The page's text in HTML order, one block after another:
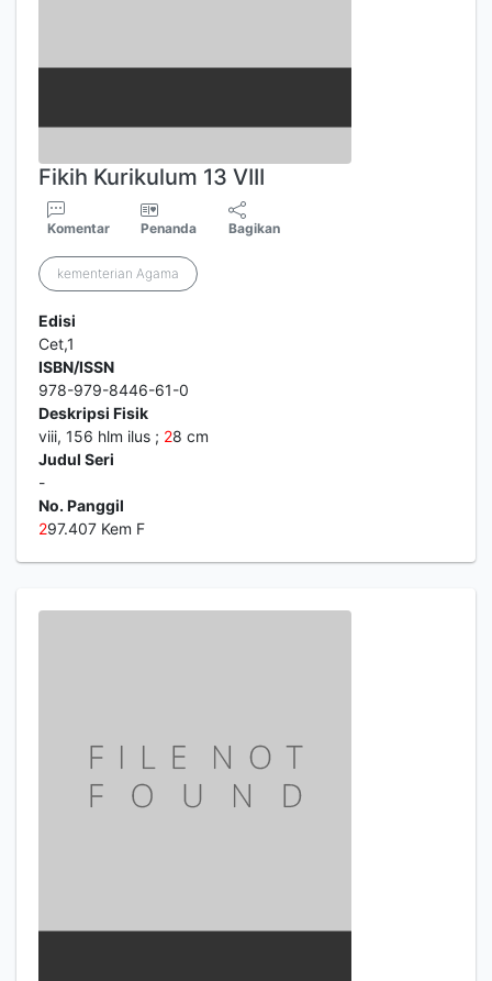
Fikih Kurikulum 13 VIII
Komentar Penanda Bagikan
kementerian Agama
Edisi
Cet,1
ISBN/ISSN
978-979-8446-61-0
Deskripsi Fisik
viii, 156 hlm ilus ; 28 cm
Judul Seri
-
No. Panggil
297.407 Kem F